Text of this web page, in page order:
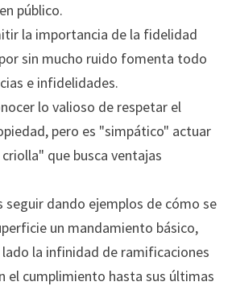
público.
la importancia de la fidelidad
sin mucho ruido fomenta todo
e infidelidades.
lo valioso de respetar el
pero es "simpático" actuar
que busca ventajas
seguir dando ejemplos de cómo se
un mandamiento básico,
la infinidad de ramificaciones
el cumplimiento hasta sus últimas